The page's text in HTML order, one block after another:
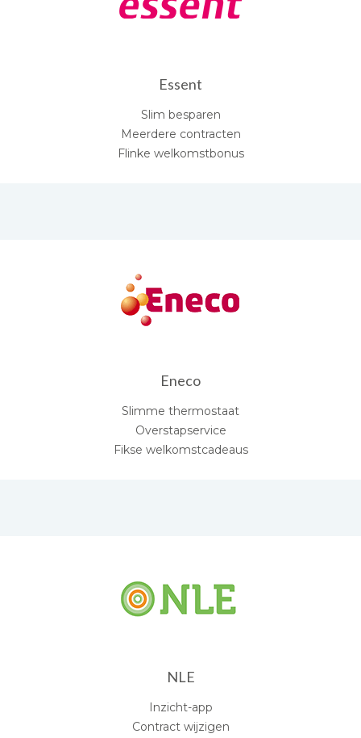
Essent
Slim besparen
Meerdere contracten
Flinke welkomstbonus
Eneco
Slimme thermostaat
Overstapservice
Fikse welkomstcadeaus
NLE
Inzicht-app
Contract wijzigen